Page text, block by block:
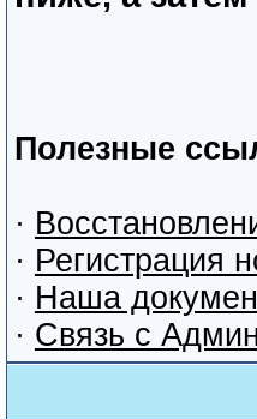
Полезные
·
· Регистрация
· Наша
· Связь с